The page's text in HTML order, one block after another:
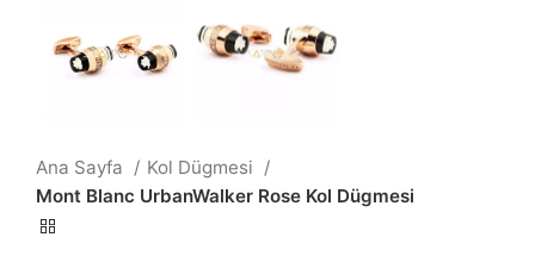
Ana Sayfa
Kol Dügmesi
Mont Blanc UrbanWalker Rose Kol Dügmesi